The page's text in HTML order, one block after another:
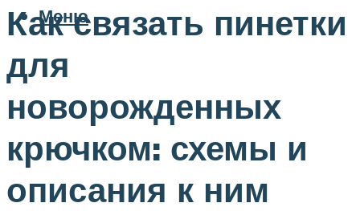
Меню
Как связать пинетки
для
новорожденных
крючком: схемы и
описания к ним